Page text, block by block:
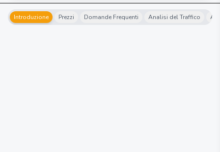
Introduzione Prezzi Domande Frequenti Analisi del Traffico